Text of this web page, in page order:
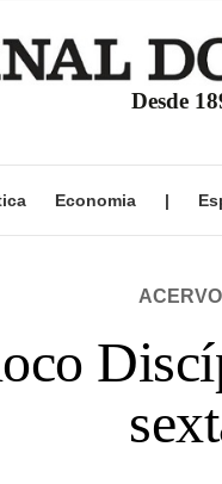
Desde
Economia |
ACERVO